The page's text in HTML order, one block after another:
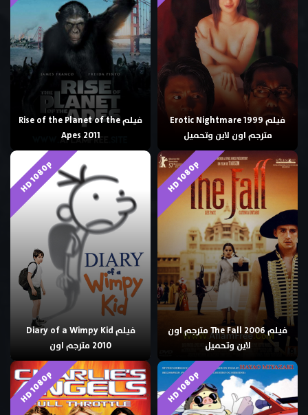
فيلم Erotic Nightmare 1999
مترجم اون لاين وتحميل
فيلم Rise of the Planet of the
Apes 2011
HD 1080p
فيلم The Fall 2006 مترجم اون
لاين وتحميل
HD 1080p
فيلم Diary of a Wimpy Kid
2010 مترجم اون
HD 1080p
HD 1080p